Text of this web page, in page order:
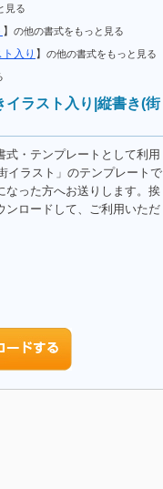
見る
】 の他の書式をもっと見る
入り 】 の他の書式をもっと見る
イラスト入り|縦書き(街
式・テンプレートとして利用
イラスト」のテンプレートで
なった方へお送りします。挨
ンロードして、ご利用いただ